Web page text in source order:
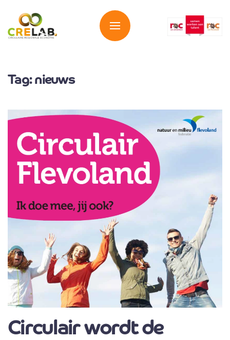
Overslaan en naar de inhoud gaan
Tag: nieuws
Circulair wordt de